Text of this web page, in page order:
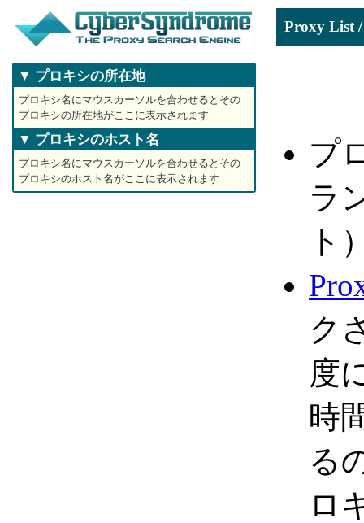
▼ プロキシの所在地
プロキシ名にマウスカーソルを合わせるとその
プロキシの所在地がここに表示されます
▼ プロキシのホスト名
プロキシ名にマウスカーソルを合わせるとその
プロキシのホスト名がここに表示されます
Proxy List
プ
ラ
ト
ク
度
時
る
ロ